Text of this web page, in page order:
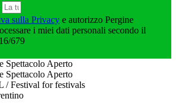
sulla Privacy e autorizzo Pergine
i miei dati personali secondo il
679
Spettacolo Aperto